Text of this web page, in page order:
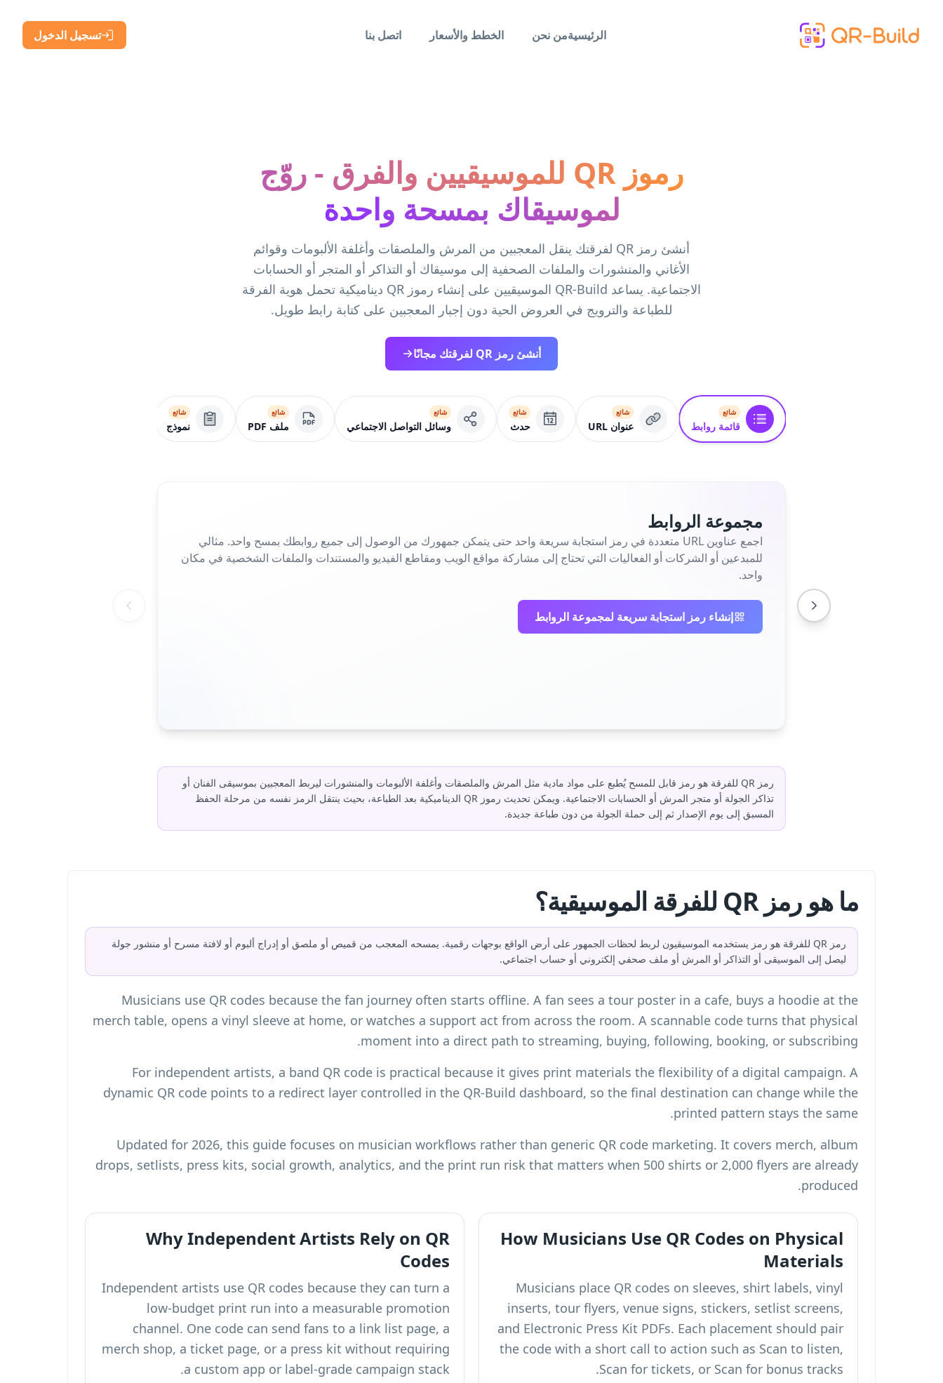
الرئيسيةمن نحن الخطط والأسعار اتصل بنا تسجيل الدخول
رموز QR للموسيقيين والفرق - روّج
لموسيقاك بمسحة واحدة
أنشئ رمز QR لفرقتك ينقل المعجبين من المرش والملصقات وأغلفة الألبومات وقوائم
الأغاني والمنشورات والملفات الصحفية إلى موسيقاك أو التذاكر أو المتجر أو الحسابات
الاجتماعية. يساعد QR-Build الموسيقيين على إنشاء رموز QR ديناميكية تحمل هوية الفرقة
للطباعة والترويج في العروض الحية دون إجبار المعجبين على كتابة رابط طويل.
أنشئ رمز QR لفرقتك مجانًا
شائع
قائمة روابط
شائع
عنوان URL
شائع
حدث
شائع
وسائل التواصل الاجتماعي
شائع
ملف PDF
شائع
نموذج
مجموعة الروابط
اجمع عناوين URL متعددة في رمز استجابة سريعة واحد حتى يتمكن جمهورك من الوصول إلى جميع روابطك بمسح واحد. مثالي
للمبدعين أو الشركات أو الفعاليات التي تحتاج إلى مشاركة مواقع الويب ومقاطع الفيديو والمستندات والملفات الشخصية في مكان
واحد.
إنشاء رمز استجابة سريعة لمجموعة الروابط
رمز QR للفرقة هو رمز قابل للمسح يُطبع على مواد مادية مثل المرش والملصقات وأغلفة الألبومات والمنشورات ليربط المعجبين بموسيقى الفنان أو
تذاكر الجولة أو متجر المرش أو الحسابات الاجتماعية. ويمكن تحديث رموز QR الديناميكية بعد الطباعة، بحيث ينتقل الرمز نفسه من مرحلة الحفظ
المسبق إلى يوم الإصدار ثم إلى حملة الجولة من دون طباعة جديدة.
ما هو رمز QR للفرقة الموسيقية؟
رمز QR للفرقة هو رمز يستخدمه الموسيقيون لربط لحظات الجمهور على أرض الواقع بوجهات رقمية. يمسحه المعجب من قميص أو ملصق أو إدراج ألبوم أو لافتة مسرح أو منشور جولة
ليصل إلى الموسيقى أو التذاكر أو المرش أو ملف صحفي إلكتروني أو حساب اجتماعي.
Musicians use QR codes because the fan journey often starts offline. A fan sees a tour poster in a cafe, buys a hoodie at the
merch table, opens a vinyl sleeve at home, or watches a support act from across the room. A scannable code turns that physical
moment into a direct path to streaming, buying, following, booking, or subscribing.
For independent artists, a band QR code is practical because it gives print materials the flexibility of a digital campaign. A
dynamic QR code points to a redirect layer controlled in the QR-Build dashboard, so the final destination can change while the
printed pattern stays the same.
Updated for 2026, this guide focuses on musician workflows rather than generic QR code marketing. It covers merch, album
drops, setlists, press kits, social growth, analytics, and the print run risk that matters when 500 shirts or 2,000 flyers are already
produced.
How Musicians Use QR Codes on Physical
Materials
Musicians place QR codes on sleeves, shirt labels, vinyl
inserts, tour flyers, venue signs, stickers, setlist screens,
and Electronic Press Kit PDFs. Each placement should pair
the code with a short call to action such as Scan to listen,
Scan for tickets, or Scan for bonus tracks.
Why Independent Artists Rely on QR
Codes
Independent artists use QR codes because they can turn a
low-budget print run into a measurable promotion
channel. One code can send fans to a link list page, a
merch shop, a ticket page, or a press kit without requiring
a custom app or label-grade campaign stack.